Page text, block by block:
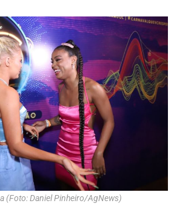
(Foto: Daniel Pinheiro/AgNews)